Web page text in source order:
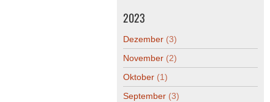
2023
Dezember (3)
November (2)
Oktober (1)
September (3)